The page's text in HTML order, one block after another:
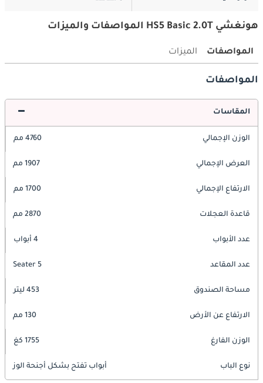
هونغشي HS5 Basic 2.0T المواصفات والميزات
المواصفات الميزات
المواصفات
المقاسات
الوزن الإجمالي 4760 مم
العرض الإجمالي 1907 مم
الارتفاع الإجمالي 1700 مم
قاعدة العجلات 2870 مم
عدد الأبواب 4 أبواب
عدد المقاعد 5 Seater
مساحة الصندوق 453 ليتر
الارتفاع عن الأرض 130 مم
الوزن الفارغ 1755 كغ
نوع الباب أبواب تفتح بشكل أجنحة الوز